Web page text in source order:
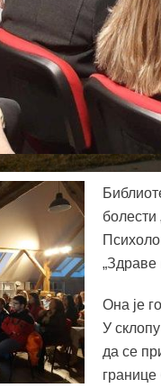
болести
„Здраве
Она је
У
да се